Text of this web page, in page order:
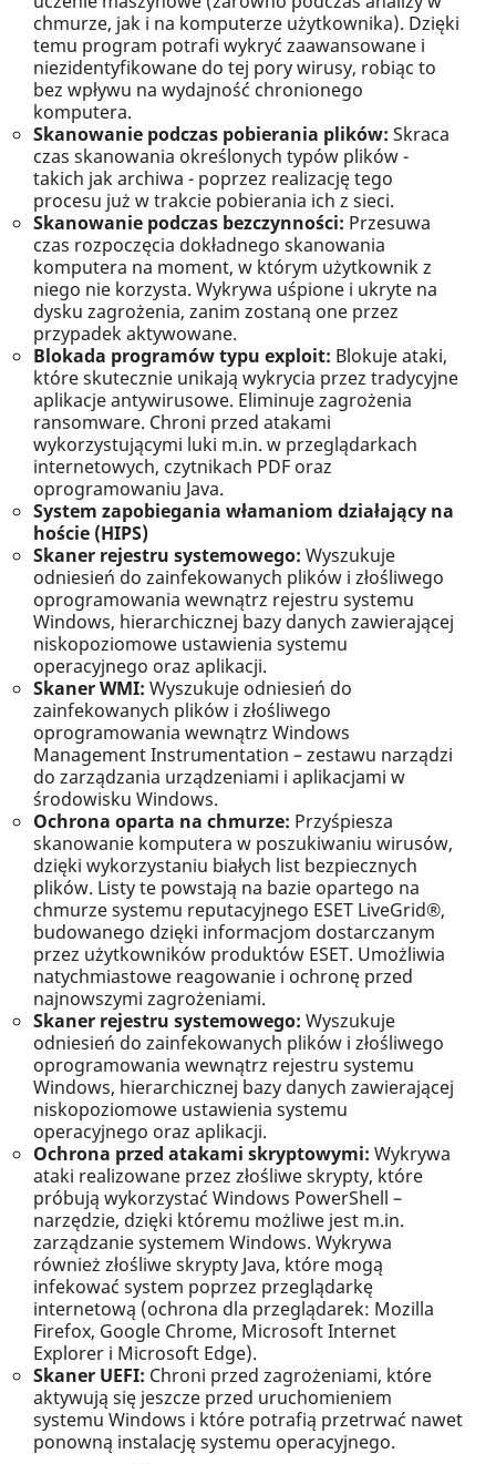
chmurze, jak i na komputerze użytkownika). Dzięki
temu program potrafi wykryć zaawansowane i
niezidentyfikowane do tej pory wirusy, robiąc to
bez wpływu na wydajność chronionego
komputera.
Skanowanie podczas pobierania plików: Skraca
czas skanowania określonych typów plików -
takich jak archiwa - poprzez realizację tego
procesu już w trakcie pobierania ich z sieci.
Skanowanie podczas bezczynności: Przesuwa
czas rozpoczęcia dokładnego skanowania
komputera na moment, w którym użytkownik z
niego nie korzysta. Wykrywa uśpione i ukryte na
dysku zagrożenia, zanim zostaną one przez
przypadek aktywowane.
Blokada programów typu exploit: Blokuje ataki,
które skutecznie unikają wykrycia przez tradycyjne
aplikacje antywirusowe. Eliminuje zagrożenia
ransomware. Chroni przed atakami
wykorzystującymi luki m.in. w przeglądarkach
internetowych, czytnikach PDF oraz
oprogramowaniu Java.
System zapobiegania włamaniom działający na
hoście (HIPS)
Skaner rejestru systemowego: Wyszukuje
odniesień do zainfekowanych plików i złośliwego
oprogramowania wewnątrz rejestru systemu
Windows, hierarchicznej bazy danych zawierającej
niskopoziomowe ustawienia systemu
operacyjnego oraz aplikacji.
Skaner WMI: Wyszukuje odniesień do
zainfekowanych plików i złośliwego
oprogramowania wewnątrz Windows
Management Instrumentation – zestawu narządzi
do zarządzania urządzeniami i aplikacjami w
środowisku Windows.
Ochrona oparta na chmurze: Przyśpiesza
skanowanie komputera w poszukiwaniu wirusów,
dzięki wykorzystaniu białych list bezpiecznych
plików. Listy te powstają na bazie opartego na
chmurze systemu reputacyjnego ESET LiveGrid®,
budowanego dzięki informacjom dostarczanym
przez użytkowników produktów ESET. Umożliwia
natychmiastowe reagowanie i ochronę przed
najnowszymi zagrożeniami.
Skaner rejestru systemowego: Wyszukuje
odniesień do zainfekowanych plików i złośliwego
oprogramowania wewnątrz rejestru systemu
Windows, hierarchicznej bazy danych zawierającej
niskopoziomowe ustawienia systemu
operacyjnego oraz aplikacji.
Ochrona przed atakami skryptowymi: Wykrywa
ataki realizowane przez złośliwe skrypty, które
próbują wykorzystać Windows PowerShell –
narzędzie, dzięki któremu możliwe jest m.in.
zarządzanie systemem Windows. Wykrywa
również złośliwe skrypty Java, które mogą
infekować system poprzez przeglądarkę
internetową (ochrona dla przeglądarek: Mozilla
Firefox, Google Chrome, Microsoft Internet
Explorer i Microsoft Edge).
Skaner UEFI: Chroni przed zagrożeniami, które
aktywują się jeszcze przed uruchomieniem
systemu Windows i które potrafią przetrwać nawet
ponowną instalację systemu operacyjnego.